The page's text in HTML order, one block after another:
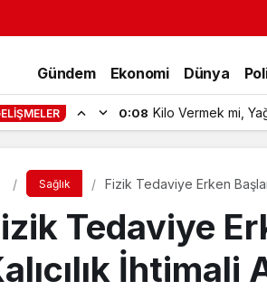
Gündem Ekonomi Dünya
0:08 Kilo Vermek mi,
Sağlık Fizik Tedaviye Erken
Tedaviye
İhtimali